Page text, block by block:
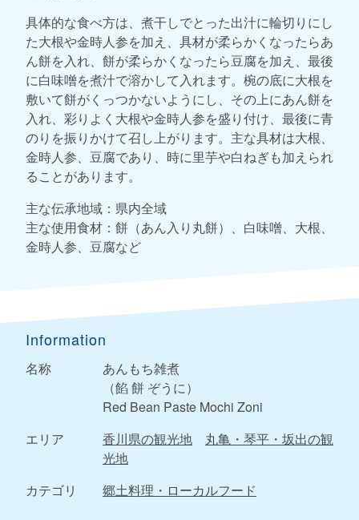
具体的な食べ方は、煮干しでとった出汁に輪切りにし
た大根や金時人参を加え、具材が柔らかくなったらあ
ん餅を入れ、餅が柔らかくなったら豆腐を加え、最後
に白味噌を煮汁で溶かして入れます。椀の底に大根を
敷いて餅がくっつかないようにし、その上にあん餅を
入れ、彩りよく大根や金時人参を盛り付け、最後に青
のりを振りかけて召し上がります。主な具材は大根、
金時人参、豆腐であり、時に里芋や白ねぎも加えられ
ることがあります。
主な伝承地域：県内全域
主な使用食材：餅（あん入り丸餅）、白味噌、大根、
金時人参、豆腐など
Information
名称
あんもち雑煮
（餡 餅 ぞうに）
Red Bean Paste Mochi Zoni
エリア
香川県の観光地
丸亀・琴平・坂出の観
光地
カテゴリ
郷土料理・ローカルフード